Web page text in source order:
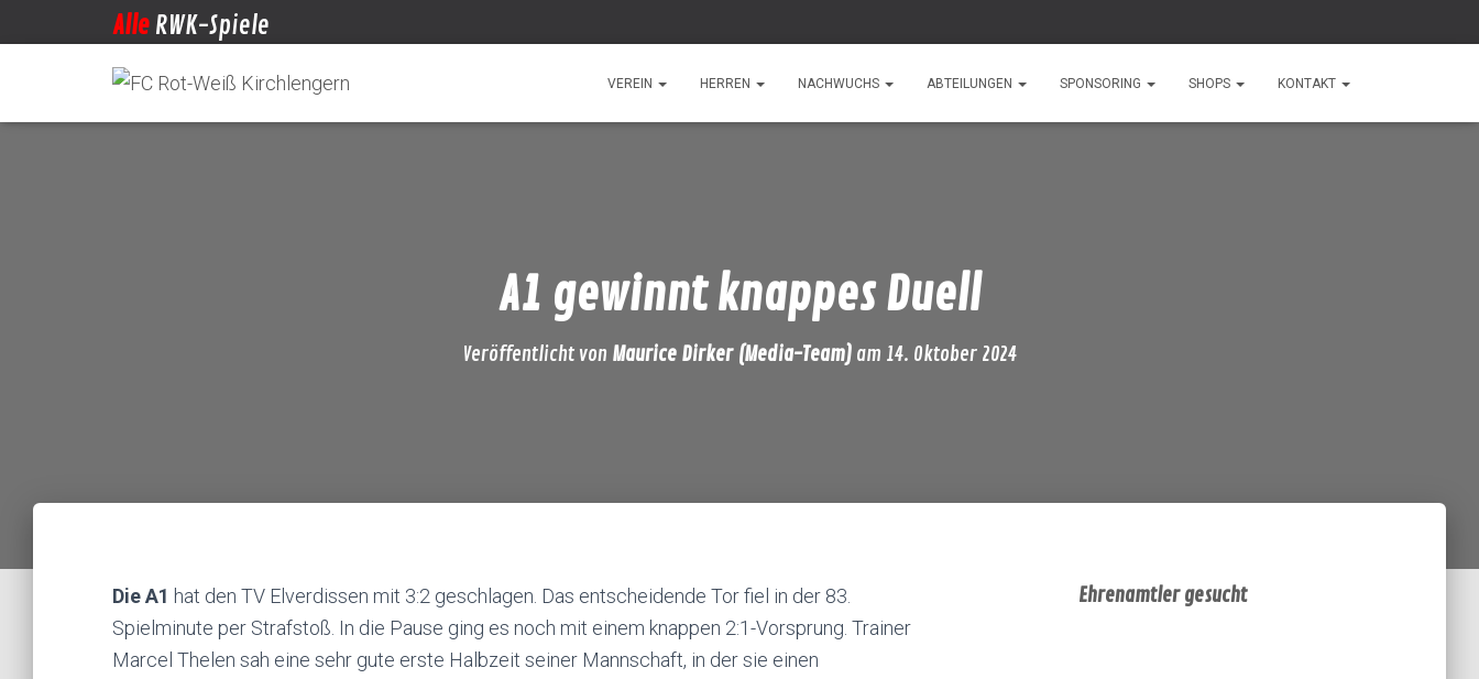
Alle RWK-Spiele
VEREIN HERREN NACHWUCHS ABTEILUNGEN SPONSORING SHOPS KONTAKT
A1 gewinnt knappes Duell
Veröffentlicht von Maurice Dirker (Media-Team)am 14. Oktober 2024
Die A1 hat den TV Elverdissen mit 3:2 geschlagen. Das entscheidende Tor fiel in der 83.
Spielminute per Strafstoß. In die Pause ging es noch mit einem knappen 2:1-Vorsprung. Trainer
Marcel Thelen sah eine sehr gute erste Halbzeit seiner Mannschaft, in der sie einen
Ehrenamtler gesucht